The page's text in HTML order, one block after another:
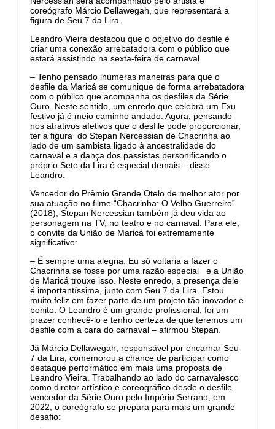
coreógrafo Márcio Dellawegah, que representará a
figura de Seu 7 da Lira.
Leandro Vieira destacou que o objetivo do desfile é
criar uma conexão arrebatadora com o público que
estará assistindo na sexta-feira de carnaval.
– Tenho pensado inúmeras maneiras para que o
desfile da Maricá se comunique de forma arrebatadora
com o público que acompanha os desfiles da Série
Ouro. Neste sentido, um enredo que celebra um Exu
festivo já é meio caminho andado. Agora, pensando
nos atrativos afetivos que o desfile pode proporcionar,
ter a figura do Stepan Nercessian de Chacrinha ao
lado de um sambista ligado à ancestralidade do
carnaval e a dança dos passistas personificando o
próprio Sete da Lira é especial demais – disse
Leandro.
Vencedor do Prêmio Grande Otelo de melhor ator por
sua atuação no filme “Chacrinha: O Velho Guerreiro”
(2018), Stepan Nercessian também já deu vida ao
personagem na TV, no teatro e no carnaval. Para ele,
o convite da União de Maricá foi extremamente
significativo:
– É sempre uma alegria. Eu só voltaria a fazer o
Chacrinha se fosse por uma razão especial e a União
de Maricá trouxe isso. Neste enredo, a presença dele
é importantíssima, junto com Seu 7 da Lira. Estou
muito feliz em fazer parte de um projeto tão inovador e
bonito. O Leandro é um grande profissional, foi um
prazer conhecê-lo e tenho certeza de que teremos um
desfile com a cara do carnaval – afirmou Stepan.
Já Márcio Dellawegah, responsável por encarnar Seu
7 da Lira, comemorou a chance de participar como
destaque performático em mais uma proposta de
Leandro Vieira. Trabalhando ao lado do carnavalesco
como diretor artístico e coreográfico desde o desfile
vencedor da Série Ouro pelo Império Serrano, em
2022, o coreógrafo se prepara para mais um grande
desafio: